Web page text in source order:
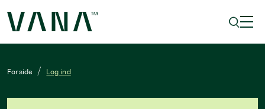
Forside Log ind